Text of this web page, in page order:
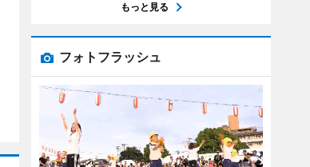
もっと見る
フォトフラッシュ